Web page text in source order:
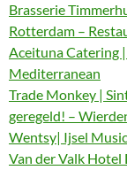
Brasserie
Rotterdam –
Aceituna Catering
Mediterranean
Trade Monkey |
geregeld! –
Wentsy| Ijsel
Van der Valk